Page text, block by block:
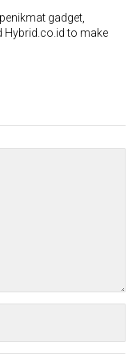
gadget,
to make